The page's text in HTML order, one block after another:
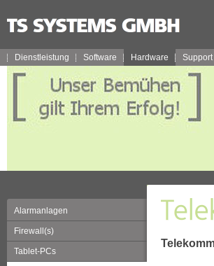
Dienstleistung Software Hardware Support
Alarmanlagen
Firewall(s)
Tablet-PCs